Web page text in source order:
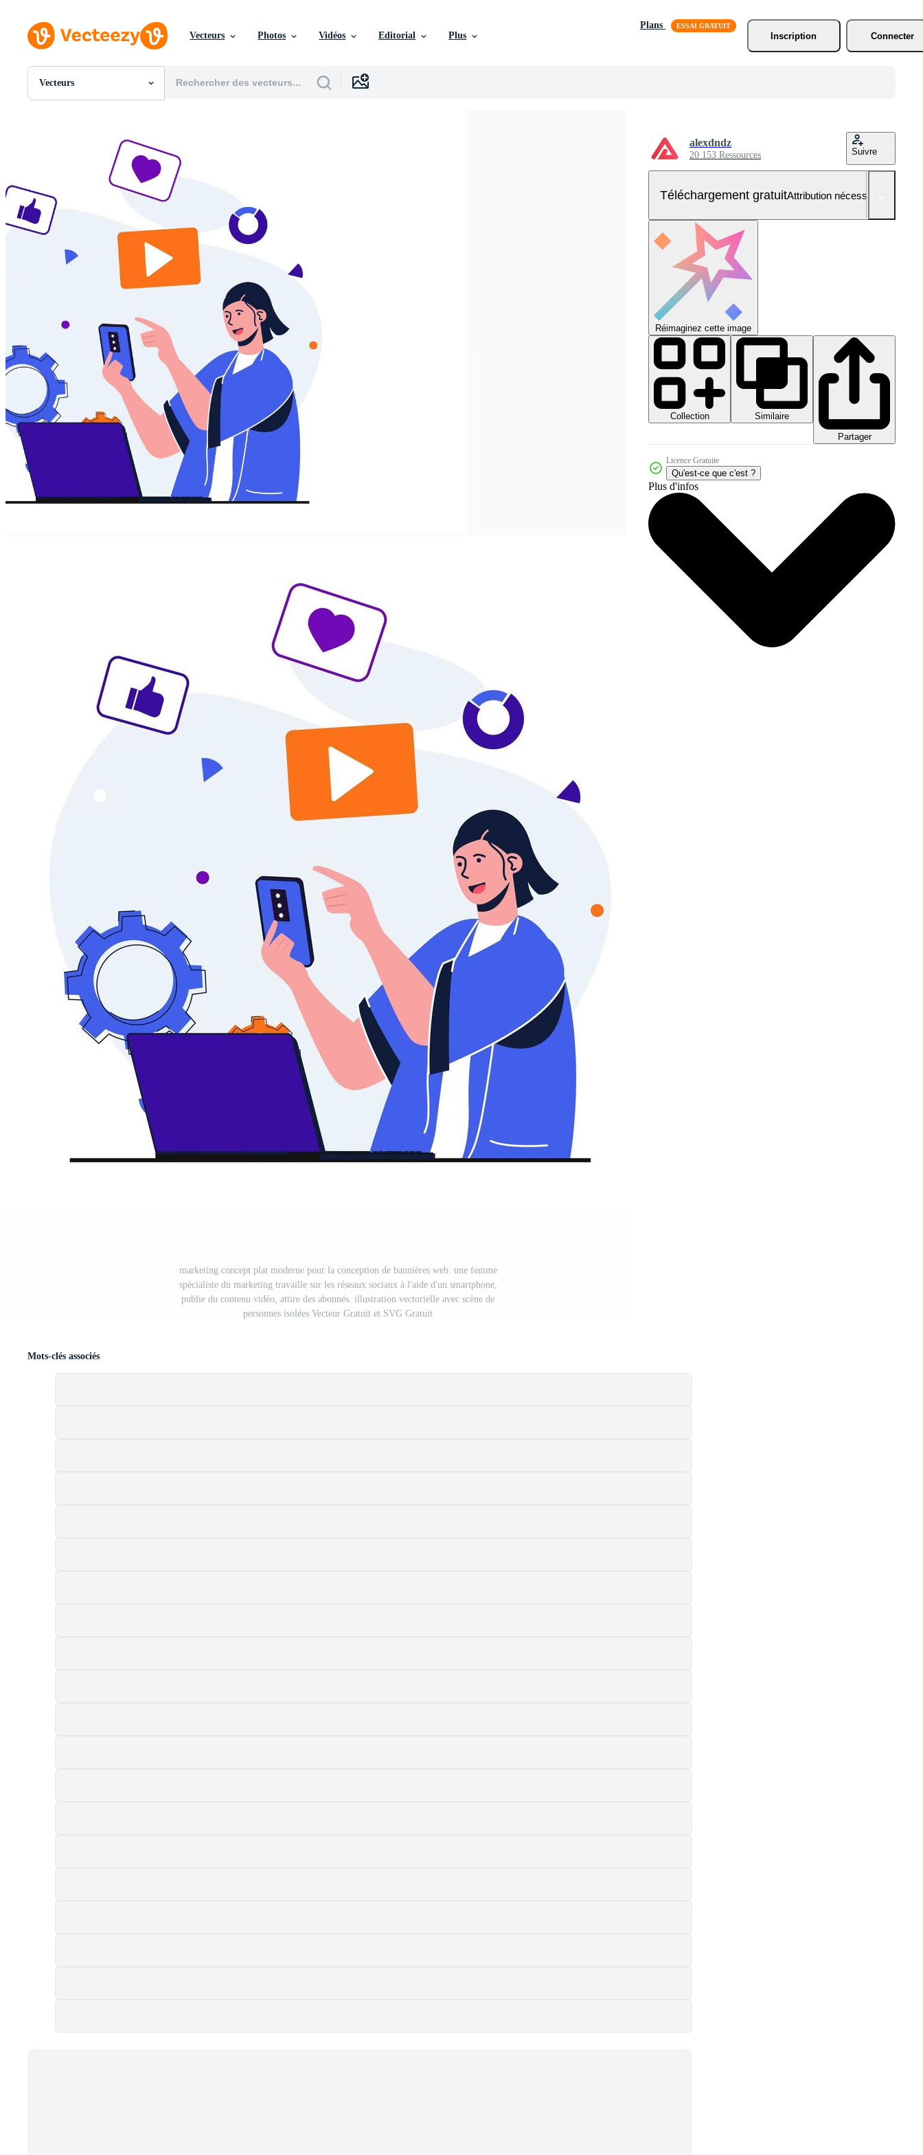
Vecteurs Photos Vidéos Editorial Plus
Plans
Inscription
Connecter
Vecteurs
Toutes Images
Vidéos
Images Éditoriales
Événements Éditoriaux
marketing concept plat moderne pour la conception de bannières web. une femme
spécialiste du marketing travaille sur les réseaux sociaux à l'aide d'un smartphone,
publie du contenu vidéo, attire des abonnés. illustration vectorielle avec scène de
personnes isolées Vecteur Gratuit et SVG Gratuit
alexdndz
20 153 Ressources Suivre
Téléchargement gratuitAttribution nécessaire
Réimaginez cette image
Collection
Similaire
Partager
Licence Gratuite
Qu'est-ce que c'est ?
Plus d'infos
Mots-clés associés